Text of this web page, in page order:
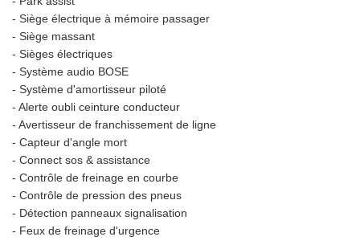
- Siège électrique à mémoire passager
- Siège massant
- Sièges électriques
- Système audio BOSE
- Système d'amortisseur piloté
- Alerte oubli ceinture conducteur
- Avertisseur de franchissement de ligne
- Capteur d'angle mort
- Connect sos & assistance
- Contrôle de freinage en courbe
- Contrôle de pression des pneus
- Détection panneaux signalisation
- Feux de freinage d'urgence